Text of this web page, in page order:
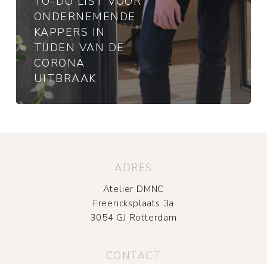
ONDERNEMENDE
KAPPERS IN
TIJDEN VAN DE
CORONA
UITBRAAK
ADRES
Atelier DMNC
Freericksplaats 3a
3054 GJ Rotterdam
CONTACT